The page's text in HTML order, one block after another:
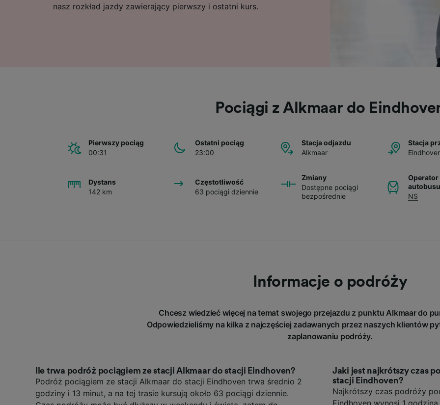
nasz rozkład jazdy zawierający pierwszy i ostatni kurs.
Pociągi z Alkmaar do
Pierwszy pociąg
00:31
Ostatni pociąg
23:00
Stacja odjazdu
Alkmaar
Stacja
Dystans
142 km
Częstotliwość
63 pociągi dziennie
Zmiany
Dostępne pociągi
bezpośrednie
autobusu
NS
Informacje o podróży
Chcesz wiedzieć więcej na temat swojego przejazdu z punktu Alkmaar do
Odpowiedzieliśmy na kilka z najczęściej zadawanych przez naszych klientów
zaplanowaniu podróży.
Ile trwa podróż pociągiem ze stacji Alkmaar do stacji Eindhoven?
Podróż pociągiem ze stacji Alkmaar do stacji Eindhoven trwa średnio 2
godziny i 13 minut, a na tej trasie kursują około 63 pociągi dziennie.
Jaki jest najkrótszy czas
stacji Eindhoven?
Najkrótszy czas podróży
Eindhoven wynosi 1